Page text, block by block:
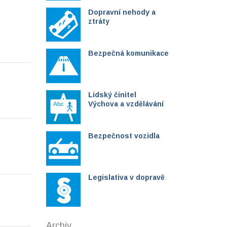
Dopravní nehody a
ztráty
Bezpečná komunikace
Lidský činitel
Výchova a vzdělávání
Bezpečnost vozidla
Legislativa v dopravě